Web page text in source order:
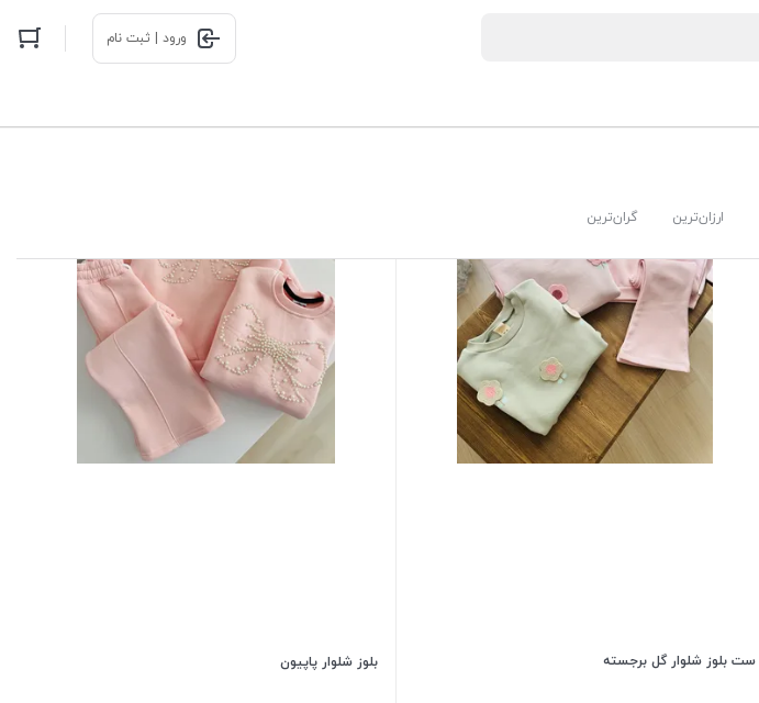
ورود | ثبت نام
ارزان‌ترین گران‌ترین
ست بلوز شلوار گل برجسته بلوز شلوار پاپیون